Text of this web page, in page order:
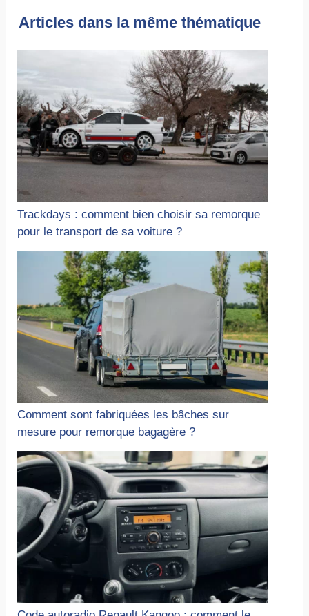
Articles dans la même thématique
Trackdays : comment bien choisir sa remorque
pour le transport de sa voiture ?
Comment sont fabriquées les bâches sur
mesure pour remorque bagagère ?